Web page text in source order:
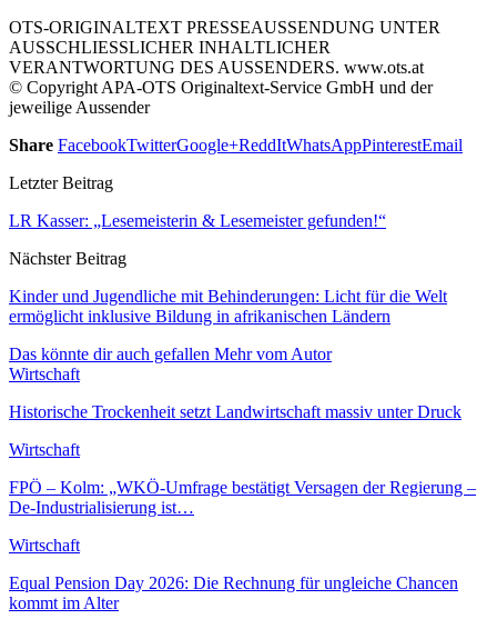
OTS-ORIGINALTEXT PRESSEAUSSENDUNG UNTER
AUSSCHLIESSLICHER INHALTLICHER
VERANTWORTUNG DES AUSSENDERS. www.ots.at
© Copyright APA-OTS Originaltext-Service GmbH und der
jeweilige Aussender
Share FacebookTwitterGoogle+ReddItWhatsAppPinterestEmail
Letzter Beitrag
LR Kasser: „Lesemeisterin & Lesemeister gefunden!“
Nächster Beitrag
Kinder und Jugendliche mit Behinderungen: Licht für die Welt
ermöglicht inklusive Bildung in afrikanischen Ländern
Das könnte dir auch gefallen Mehr vom Autor
Wirtschaft
Historische Trockenheit setzt Landwirtschaft massiv unter Druck
Wirtschaft
FPÖ – Kolm: „WKÖ-Umfrage bestätigt Versagen der Regierung –
De-Industrialisierung ist…
Wirtschaft
Equal Pension Day 2026: Die Rechnung für ungleiche Chancen
kommt im Alter